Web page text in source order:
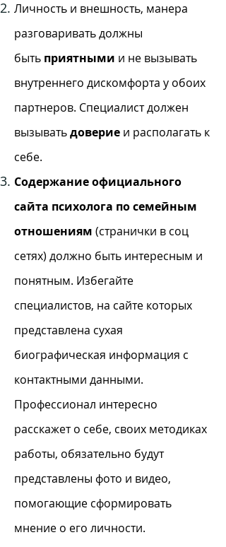
Личность и внешность, манера
разговаривать должны
быть приятными и не вызывать
внутреннего дискомфорта у обоих
партнеров. Специалист должен
вызыватьдоверие и располагать к
себе.
Содержание официального
сайта психолога по семейным
отношениям (странички в соц
сетях) должно быть интересным и
понятным. Избегайте
специалистов, на сайте которых
представлена сухая
биографическая информация с
контактными данными.
Профессионал интересно
расскажет о себе, своих методиках
работы, обязательно будут
представлены фото и видео,
помогающие сформировать
мнение о его личности.